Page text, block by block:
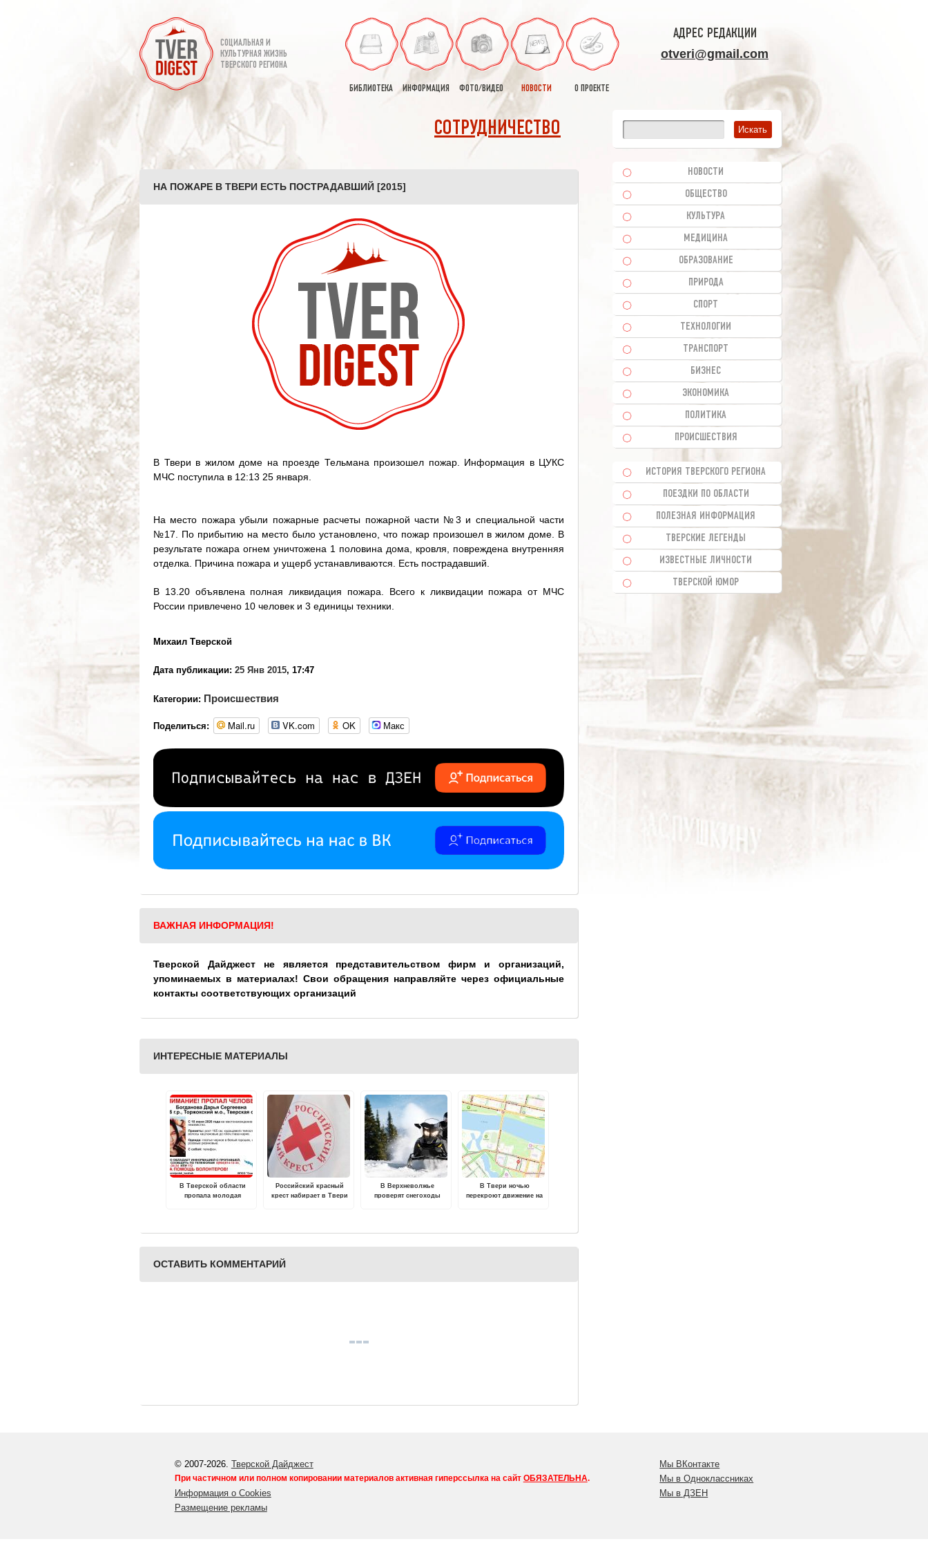
СОЦИАЛЬНАЯ И
КУЛЬТУРНАЯ ЖИЗНЬ
ТВЕРСКОГО РЕГИОНА
БИБЛИОТЕКА ИНФОРМАЦИЯ ФОТО/ВИДЕО НОВОСТИ О ПРОЕКТЕ
АДРЕС РЕДАКЦИИ
otveri@gmail.com
СОТРУДНИЧЕСТВО
НА ПОЖАРЕ В ТВЕРИ ЕСТЬ ПОСТРАДАВШИЙ [2015]
В Твери в жилом доме на проезде Тельмана произошел пожар. Информация в ЦУКС
МЧС поступила в 12:13 25 января.
На место пожара убыли пожарные расчеты пожарной части №3 и специальной части
№17. По прибытию на место было установлено, что пожар произошел в жилом доме. В
результате пожара огнем уничтожена 1 половина дома, кровля, повреждена внутренняя
отделка. Причина пожара и ущерб устанавливаются. Есть пострадавший.
В 13.20 объявлена полная ликвидация пожара. Всего к ликвидации пожара от МЧС
России привлечено 10 человек и 3 единицы техники.
Михаил Тверской
Дата публикации: 25 Янв 2015, 17:47
Категории: Происшествия
Поделиться: Mail.ru VK.com OK Макс
ВАЖНАЯ ИНФОРМАЦИЯ!
Тверской Дайджест не является представительством фирм и организаций,
упоминаемых в материалах! Свои обращения направляйте через официальные
контакты соответствующих организаций
ИНТЕРЕСНЫЕ МАТЕРИАЛЫ
В Тверской области
пропала молодая
Российский красный
крест набирает в Твери
помощь"
В Верхневолжье
проверят снегоходы
В Твери ночью
перекроют движение на
ОСТАВИТЬ КОММЕНТАРИЙ
НОВОСТИ
ОБЩЕСТВО
КУЛЬТУРА
МЕДИЦИНА
ОБРАЗОВАНИЕ
ПРИРОДА
СПОРТ
ТЕХНОЛОГИИ
ТРАНСПОРТ
БИЗНЕС
ЭКОНОМИКА
ПОЛИТИКА
ПРОИСШЕСТВИЯ
ИСТОРИЯ ТВЕРСКОГО РЕГИОНА
ПОЕЗДКИ ПО ОБЛАСТИ
ПОЛЕЗНАЯ ИНФОРМАЦИЯ
ТВЕРСКИЕ ЛЕГЕНДЫ
ИЗВЕСТНЫЕ ЛИЧНОСТИ
ТВЕРСКОЙ ЮМОР
© 2007-2026. Тверской Дайджест
При частичном или полном копировании материалов активная гиперссылка на сайт ОБЯЗАТЕЛЬНА.
Информация о Cookies
Размещение рекламы
Мы ВКонтакте
Мы в Одноклассниках
Мы в ДЗЕН